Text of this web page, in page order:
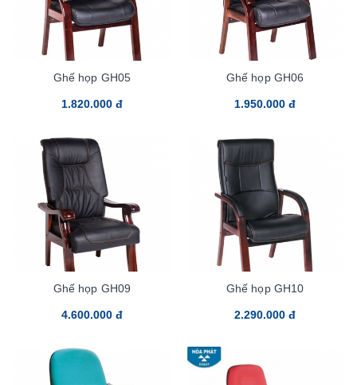
Ghế họp GH05
1.820.000 đ
Ghế họp GH06
1.950.000 đ
Ghế họp GH09
4.600.000 đ
Ghế họp GH10
2.290.000 đ